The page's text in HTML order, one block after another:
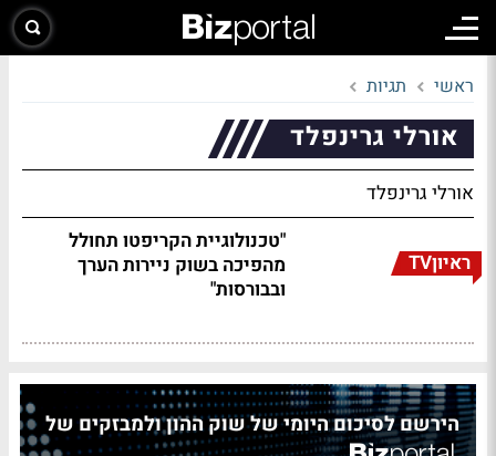
ראשי תגיות
אורלי גרינפלד
אורלי גרינפלד
ראיוןTV
"טכנולוגיית הקריפטו תחולל
מהפיכה בשוק ניירות הערך
ובבורסות"
הירשם לסיכום היומי של שוק ההון ולמבזקים של